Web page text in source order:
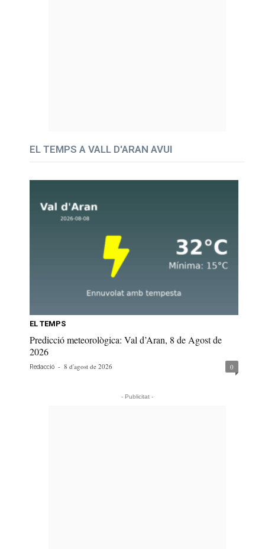
EL TEMPS A VALL D'ARAN AVUI
EL TEMPS
Predicció meteorològica: Val d’Aran, 8 de Agost de
2026
Redacció - 8 d'agost de 2026 0
- Publicitat -